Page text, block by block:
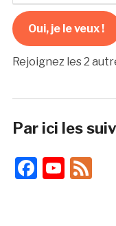
Oui, je le veux !
Rejoignez les 2
Par ici les